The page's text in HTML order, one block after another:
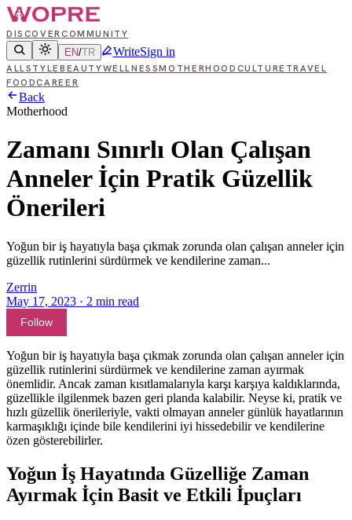
DISCOVERCOMMUNITY
EN/TR WriteSign in
ALLSTYLE BEAUTYWELLNESSMOTHERHOOD CULTURE TRAVEL
FOODCAREER
Back
Motherhood
Zamanı Sınırlı Olan Çalışan
Anneler İçin Pratik Güzellik
Önerileri
Yoğun bir iş hayatıyla başa çıkmak zorunda olan çalışan anneler için
güzellik rutinlerini sürdürmek ve kendilerine zaman...
Zerrin
May 17, 2023 · 2 min read
Follow
Yoğun bir iş hayatıyla başa çıkmak zorunda olan çalışan anneler için
güzellik rutinlerini sürdürmek ve kendilerine zaman ayırmak
önemlidir. Ancak zaman kısıtlamalarıyla karşı karşıya kaldıklarında,
güzellikle ilgilenmek bazen geri planda kalabilir. Neyse ki, pratik ve
hızlı güzellik önerileriyle, vakti olmayan anneler günlük hayatlarının
karmaşıklığı içinde bile kendilerini iyi hissedebilir ve kendilerine
özen gösterebilirler.
Yoğun İş Hayatında Güzelliğe Zaman
Ayırmak İçin Basit ve Etkili İpuçları